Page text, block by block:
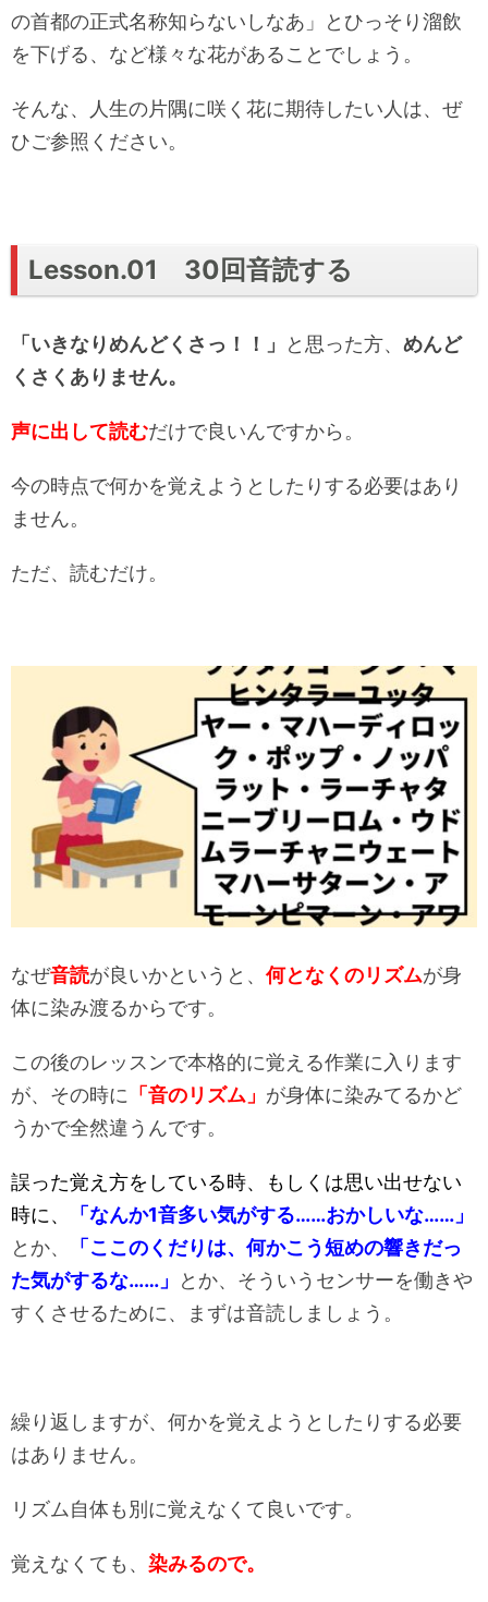
の首都の正式名称知らないしなあ」とひっそり溜飲
を下げる、など様々な花があることでしょう。
そんな、人生の片隅に咲く花に期待したい人は、ぜ
ひご参照ください。
Lesson.01 30回音読する
「いきなりめんどくさっ！！」 と思った方、 めんど
くさくありません。
声に出して読むだけで良いんですから。
今の時点で何かを覚えようとしたりする必要はあり
ません。
ただ、読むだけ。
なぜ音読が良いかというと、 何となくのリズムが身
体に染み渡るからです。
この後のレッスンで本格的に覚える作業に入ります
が、その時に 「音のリズム」 が身体に染みてるかど
うかで全然違うんです。
誤った覚え方をしている時、もしくは思い出せない
時に、
「なんか1音多い気がする……おかしいな……」
とか、
「ここのくだりは、何かこう短めの響きだっ
た気がするな……」
とか、そういうセンサーを働きや
すくさせるために、まずは音読しましょう。
繰り返しますが、何かを覚えようとしたりする必要
はありません。
リズム自体も別に覚えなくて良いです。
覚えなくても、 染みるので。